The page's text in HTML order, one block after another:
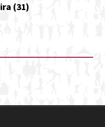
(31)